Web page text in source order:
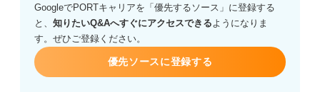
GoogleでPORTキャリアを「優先するソース」に登録する
と、 知りたいQ&Aへすぐにアクセスできるようになりま
す。ぜひご登録ください。
優先ソースに登録する